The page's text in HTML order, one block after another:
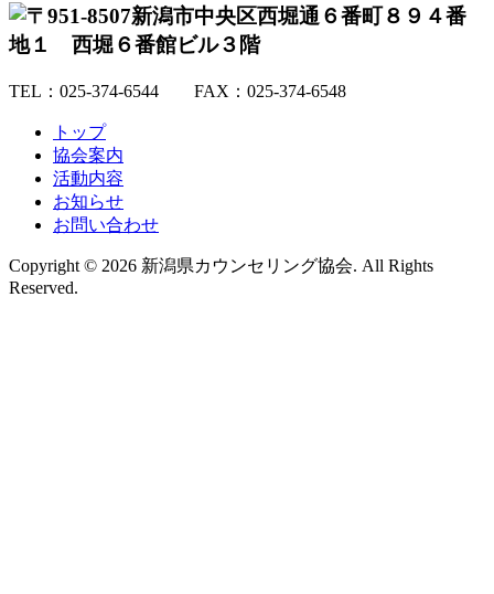
TEL：025-374-6544 FAX：025-374-6548
トップ
協会案内
活動内容
お知らせ
お問い合わせ
Copyright © 2026 新潟県カウンセリング協会. All Rights
Reserved.